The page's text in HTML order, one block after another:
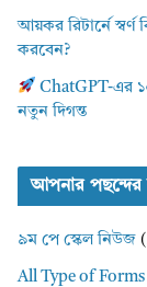
আয়কর রিটার্নে
করবেন?
ChatGPT-এর
নতুন দিগন্ত
আপনার পছন্দের
৯ম পে স্কেল নিউজ
All Type of Forms